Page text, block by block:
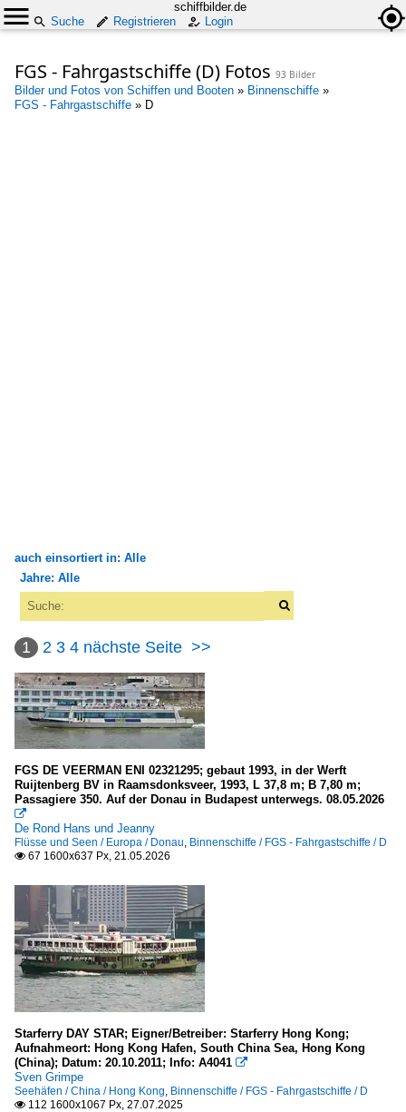
schiffbilder.de
Suche
Registrieren Login
FGS - Fahrgastschiffe (D) Fotos 93 Bilder
Bilder und Fotos von Schiffen und Booten » Binnenschiffe »
FGS - Fahrgastschiffe » D
auch einsortiert in: Alle
Alle Kategorien
Binnenschiffe
FGS - Fahrgastschiffe
S
Personendampfer (Binnen)
S
Deutschland
Seen in Berlin und Brandenburg
Weser und Nebenflüsse
Europa
Bodensee
Donau
Elbe
Jahre: Alle
1954
1990
1992
1993
1999
2000
2002
2003
2004
2005
2007
2008
2009
1 2 3 4 nächste Seite >>
FGS DE VEERMAN ENI 02321295; gebaut 1993, in der Werft
Ruijtenberg BV in Raamsdonksveer, 1993, L 37,8 m; B 7,80 m;
Passagiere 350. Auf der Donau in Budapest unterwegs. 08.05.2026

De Rond Hans und Jeanny
Flüsse und Seen / Europa / Donau, Binnenschiffe / FGS - Fahrgastschiffe / D
 67 1600x637 Px, 21.05.2026
Starferry DAY STAR; Eigner/Betreiber: Starferry Hong Kong;
Aufnahmeort: Hong Kong Hafen, South China Sea, Hong Kong
(China); Datum: 20.10.2011; Info: A4041 
Sven Grimpe
Seehäfen / China / Hong Kong, Binnenschiffe / FGS - Fahrgastschiffe / D
 112 1600x1067 Px, 27.07.2025